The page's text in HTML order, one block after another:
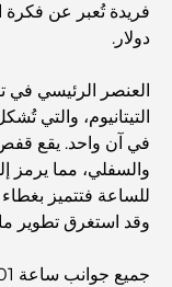
أفضل 7
الدليل الأمثل
اكتشف أفضل
المستشفيات
دولار.
العنصر الرئيسي في
التيتانيوم، والتي
في آن واحد. يقع قفص
والسفلي، مما يرمز
للساعة فتتميز
وقد استغرق تطوير مادة